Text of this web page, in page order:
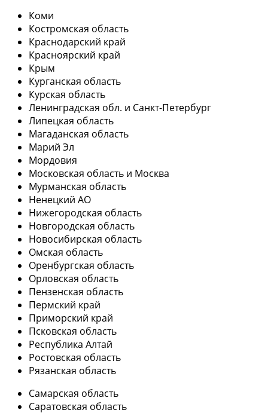
Коми
Костромская область
Краснодарский край
Красноярский край
Крым
Курганская область
Курская область
Ленинградская обл. и Санкт-Петербург
Липецкая область
Магаданская область
Марий Эл
Мордовия
Московская область и Москва
Мурманская область
Ненецкий АО
Нижегородская область
Новгородская область
Новосибирская область
Омская область
Оренбургская область
Орловская область
Пензенская область
Пермский край
Приморский край
Псковская область
Республика Алтай
Ростовская область
Рязанская область
Самарская область
Саратовская область